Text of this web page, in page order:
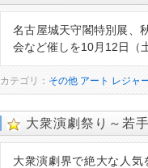
名古屋城天守閣特別展、
会など催しを10月12日（
カテゴリ： その他 アート レジャ
大衆演劇祭り～若
大衆演劇界で絶大な人